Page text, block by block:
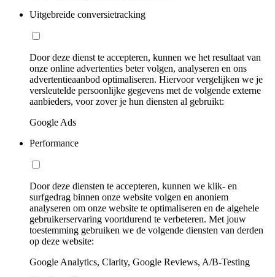
Uitgebreide conversietracking
Door deze dienst te accepteren, kunnen we het resultaat van
onze online advertenties beter volgen, analyseren en ons
advertentieaanbod optimaliseren. Hiervoor vergelijken we je
versleutelde persoonlijke gegevens met de volgende externe
aanbieders, voor zover je hun diensten al gebruikt:
Google Ads
Performance
Door deze diensten te accepteren, kunnen we klik- en
surfgedrag binnen onze website volgen en anoniem
analyseren om onze website te optimaliseren en de algehele
gebruikerservaring voortdurend te verbeteren. Met jouw
toestemming gebruiken we de volgende diensten van derden
op deze website:
Google Analytics, Clarity, Google Reviews, A/B-Testing